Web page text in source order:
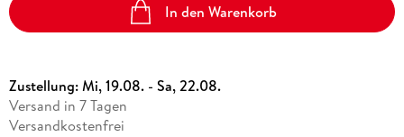
In den Warenkorb
Zustellung:Mi, 19.08. - Sa, 22.08.
Versand in 7 Tagen
Versandkostenfrei